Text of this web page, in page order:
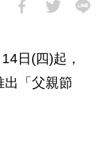
日(四)起，
出「父親節